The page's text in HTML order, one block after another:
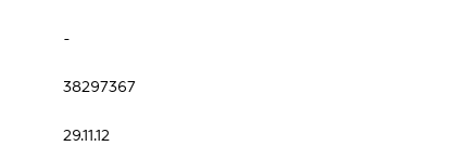
-
38297367
29.11.12